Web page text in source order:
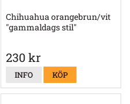
Chihuahua orangebrun/vit
"gammaldags stil"
230 kr
INFO KÖP